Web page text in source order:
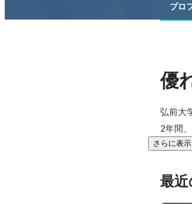
プロ
優
弘前大
2年間
さらに表示
最